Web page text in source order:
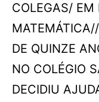
COLEGAS/ EM
DE QUINZE
NO COLÉGIO
DECIDIU